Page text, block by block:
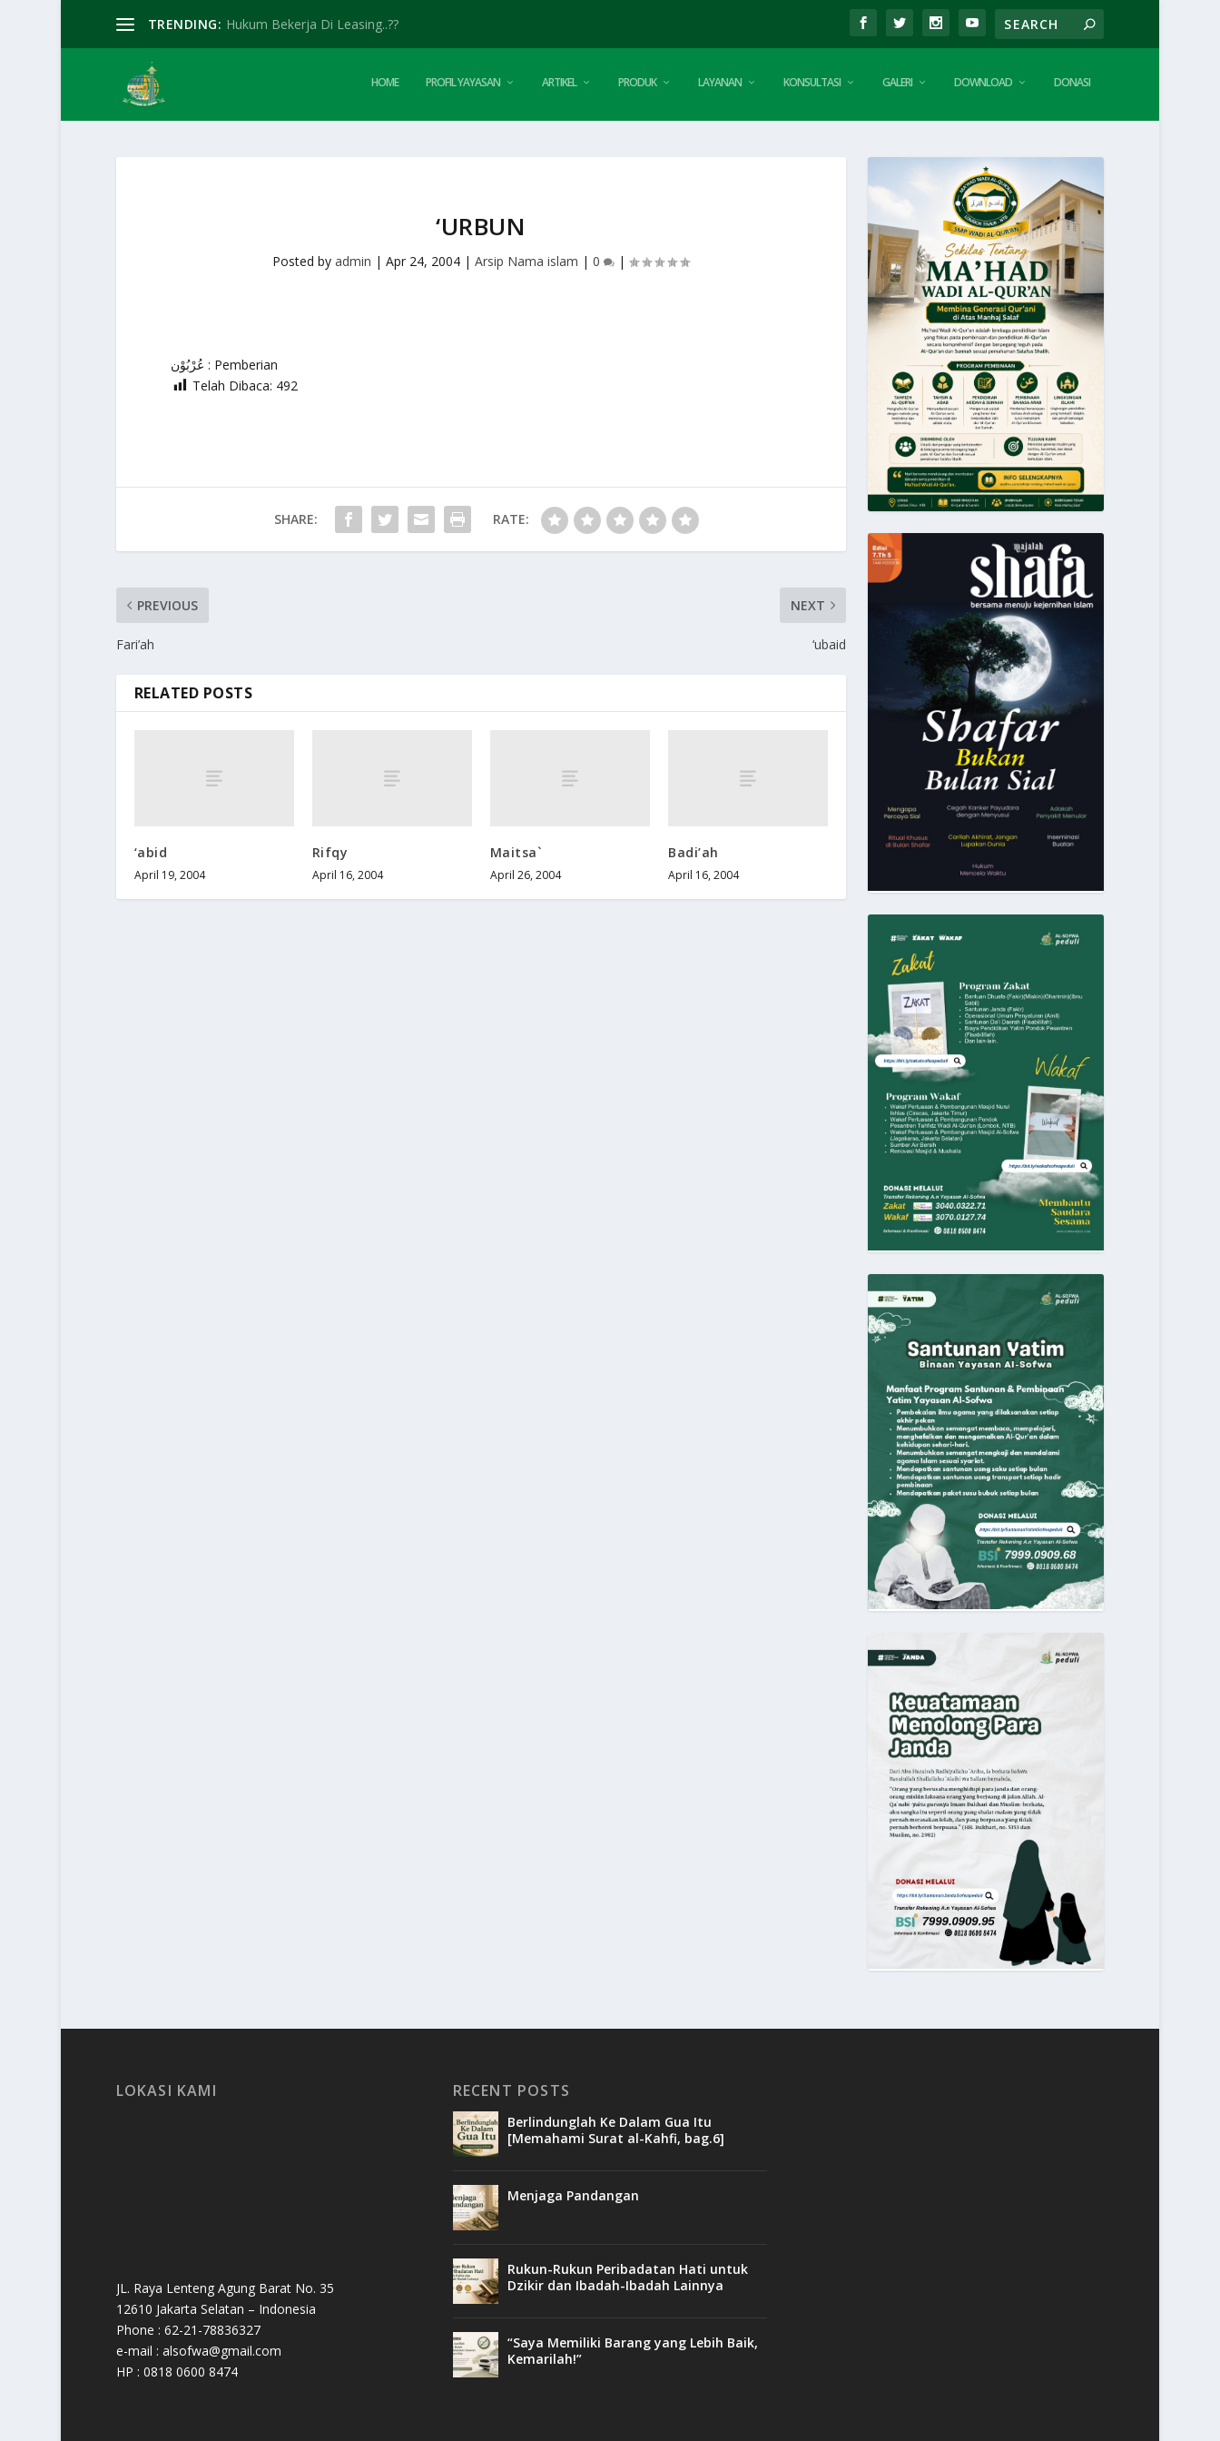
TRENDING: Hukum Bekerja Di Leasing..??
HOME PROFIL YAYASAN ARTIKEL PRODUK LAYANAN KONSULTASI GALERI DOWNLOAD DONASI
‘URBUN
Posted byadmin |Apr 24, 2004 |Arsip Nama islam |0 |
عُرْبُوْن : Pemberian
Telah Dibaca: 492
SHARE: RATE:
PREVIOUS
Fari’ah
NEXT
‘ubaid
RELATED POSTS
‘abid
April 19, 2004
Rifqy
April 16, 2004
Maitsa`
April 26, 2004
Badi’ah
April 16, 2004
LOKASI KAMI
JL. Raya Lenteng Agung Barat No. 35
12610 Jakarta Selatan – Indonesia
Phone : 62-21-78836327
e-mail : alsofwa@gmail.com
HP : 0818 0600 8474
RECENT POSTS
Berlindunglah Ke Dalam Gua Itu
[Memahami Surat al-Kahfi, bag.6]
Menjaga Pandangan
Rukun-Rukun Peribadatan Hati untuk
Dzikir dan Ibadah-Ibadah Lainnya
“Saya Memiliki Barang yang Lebih Baik,
Kemarilah!”